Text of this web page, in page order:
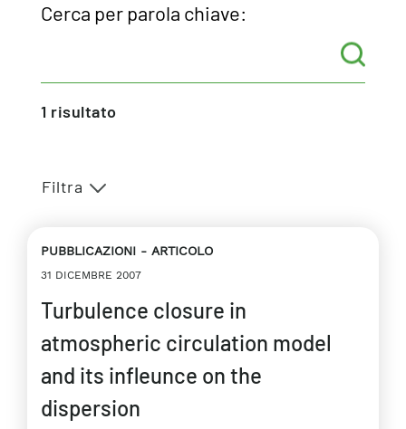
Cerca per parola chiave:
1 risultato
Filtra
PUBBLICAZIONI ARTICOLO
31 DICEMBRE 2007
Turbulence closure in
atmospheric circulation model
and its infleunce on the
dispersion